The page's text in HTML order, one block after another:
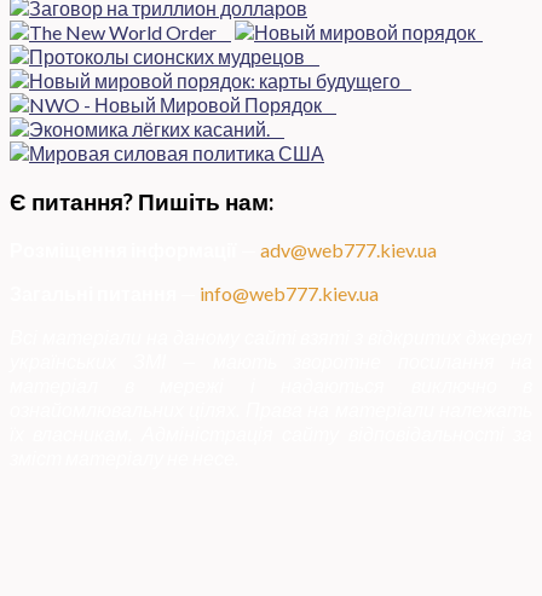
Є питання? Пишіть нам:
adv@web777.kiev.ua
info@web777.kiev.ua